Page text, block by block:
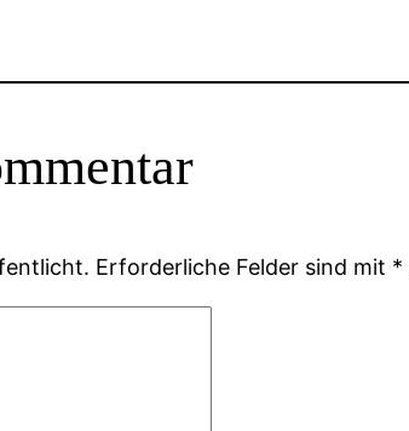
Erforderliche Felder sind mit *